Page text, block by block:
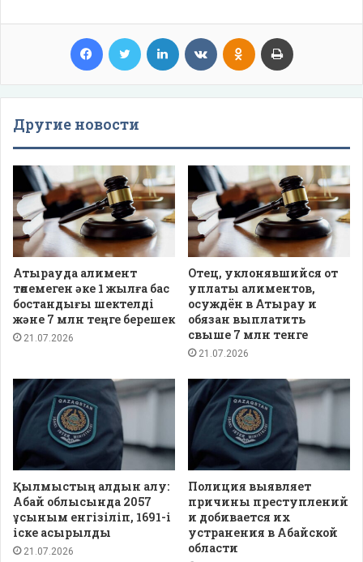
Facebook Twitter LinkedIn VKontakteOdnoklassniki
Другие новости
Атырауда алимент
төлемеген әке 1 жылға бас
бостандығы шектелді
және 7 млн теңге берешек
21.07.2026
Отец, уклонявшийся от
уплаты алиментов,
осуждён в Атырау и
обязан выплатить
свыше 7 млн тенге
21.07.2026
Қылмыстың алдын алу:
Абай облысында 2057
ұсыным енгізіліп, 1691-і
іске асырылды
21.07.2026
Полиция выявляет
причины преступлений
и добивается их
устранения в Абайской
области